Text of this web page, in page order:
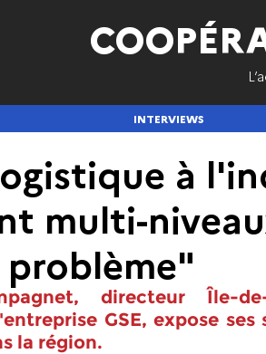
INTERVIEWS
à
multi-
directeur Île-
GSE, expose
la région.